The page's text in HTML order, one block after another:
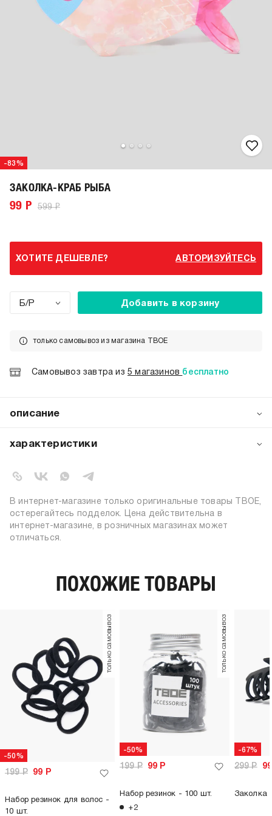
-83%
ЗАКОЛКА-КРАБ РЫБА
99 Р 599 Р
ХОТИТЕ ДЕШЕВЛЕ? АВТОРИЗУЙТЕСЬ
Б/Р Добавить в корзину
только самовывоз из магазина ТВОЕ
Самовывоз завтра из 5 магазинов бесплатно
описание
стильный аксессуар для лета! Модель среднего размера
характеристики
коллекция:
цвет:
розовый
состав:
95% поливинилхлорид, 5%
железо
узор:
В интернет-магазине только оригинальные товары ТВОЕ,
остерегайтесь подделок. Цена действительна в
интернет-магазине, в розничных магазинах может
отличаться.
ПОХОЖИЕ ТОВАРЫ
-50%
только самовывоз
199Р 99 Р
Набор резинок для волос -
10 шт.
-50%
только самовывоз
199Р 99 Р
Набор резинок - 100 шт.
+2
-67%
299Р 99
Заколка